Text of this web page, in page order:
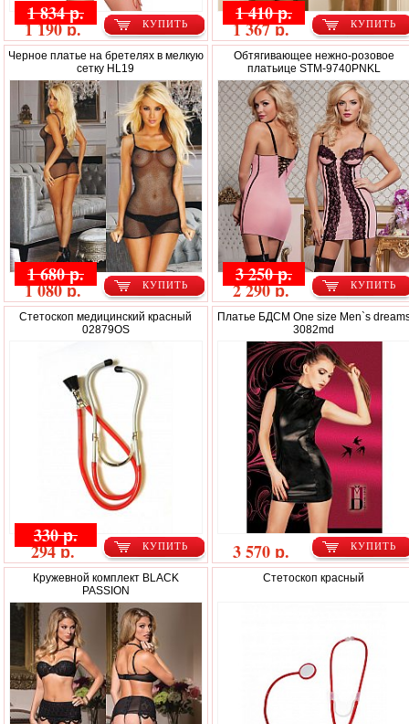
КУПИТЬ
1 834 р.
1 190 р. КУПИТЬ
1 410 р.
1 367 р.
Черное платье на бретелях в мелкую
сетку HL19
КУПИТЬ
1 680 р.
1 080 р.
Обтягивающее нежно-розовое
платьице STM-9740PNKL
КУПИТЬ
3 250 р.
2 290 р.
Стетоскоп медицинский красный
02879OS
КУПИТЬ
330 р.
294 р.
Платье БДСМ One size Men`s
3082md
КУПИТЬ
3 570 р.
Кружевной комплект BLACK
PASSION
Стетоскоп красный